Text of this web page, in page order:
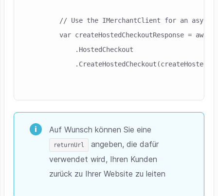
// Use the IMerchantClient for an
var createHostedCheckoutResponse = await
            .HostedCheckout
Auf Wunsch können Sie eine
returnUrl
angeben, die dafür
verwendet wird, Ihren Kunden
zurück zu Ihrer Website zu leiten